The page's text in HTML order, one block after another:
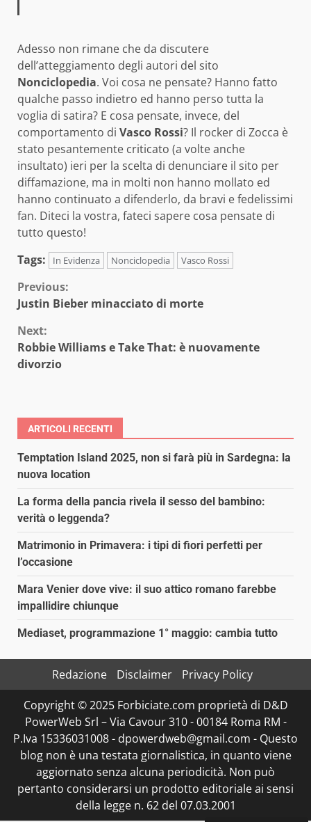
Adesso non rimane che da discutere
dell’atteggiamento degli autori del sito
Nonciclopedia. Voi cosa ne pensate? Hanno fatto
qualche passo indietro ed hanno perso tutta la
voglia di satira? E cosa pensate, invece, del
comportamento di Vasco Rossi? Il rocker di Zocca è
stato pesantemente criticato (a volte anche
insultato) ieri per la scelta di denunciare il sito per
diffamazione, ma in molti non hanno mollato ed
hanno continuato a difenderlo, da bravi e fedelissimi
fan. Diteci la vostra, fateci sapere cosa pensate di
tutto questo!
Tags:
In Evidenza Nonciclopedia Vasco Rossi
Continue
Previous:
Justin Bieber minacciato di morte
Next:
Robbie Williams e Take That: è nuovamente
divorzio
ARTICOLI RECENTI
Temptation Island 2025, non si farà più in Sardegna: la
nuova location
La forma della pancia rivela il sesso del bambino:
verità o leggenda?
Matrimonio in Primavera: i tipi di fiori perfetti per
l’occasione
Mara Venier dove vive: il suo attico romano farebbe
impallidire chiunque
Mediaset, programmazione 1° maggio: cambia tutto
Redazione Disclaimer
Privacy Policy
Copyright © 2025 Forbiciate.com proprietà di D&D
PowerWeb Srl – Via Cavour 310 - 00184 Roma RM -
P.Iva 15336031008 - dpowerdweb@gmail.com - Questo
blog non è una testata giornalistica, in quanto viene
aggiornato senza alcuna periodicità. Non può
pertanto considerarsi un prodotto editoriale ai sensi
della legge n. 62 del 07.03.2001